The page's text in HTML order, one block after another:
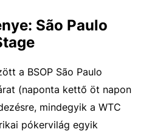
São Paulo
a BSOP São Paulo
(naponta kettő öt napon
mindegyik a WTC
pókervilág egyik